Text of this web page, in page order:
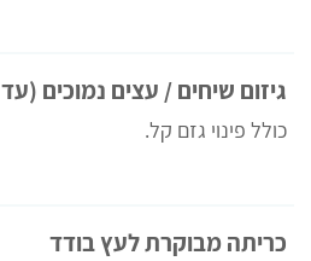
גיזום שיחים / עצים נמוכים (עד 3 מ')
כולל פינוי גזם קל.
כריתה מבוקרת לעץ בודד